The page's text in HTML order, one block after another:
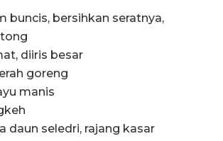
buncis, bersihkan seratnya,
diiris besar
goreng
manis
daun seledri, rajang kasar